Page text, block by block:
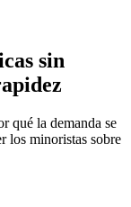
sin
qué la demanda se
los minoristas sobre